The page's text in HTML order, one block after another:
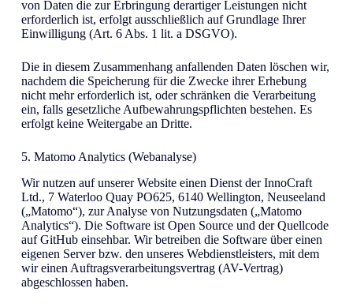
von Daten die zur Erbringung derartiger Leistungen nicht
erforderlich ist, erfolgt ausschließlich auf Grundlage Ihrer
Einwilligung (Art. 6 Abs. 1 lit. a DSGVO).
Die in diesem Zusammenhang anfallenden Daten löschen wir,
nachdem die Speicherung für die Zwecke ihrer Erhebung
nicht mehr erforderlich ist, oder schränken die Verarbeitung
ein, falls gesetzliche Aufbewahrungspflichten bestehen. Es
erfolgt keine Weitergabe an Dritte.
5. Matomo Analytics (Webanalyse)
Wir nutzen auf unserer Website einen Dienst der InnoCraft
Ltd., 7 Waterloo Quay PO625, 6140 Wellington, Neuseeland
(„Matomo“), zur Analyse von Nutzungsdaten („Matomo
Analytics“). Die Software ist Open Source und der Quellcode
auf GitHub einsehbar. Wir betreiben die Software über einen
eigenen Server bzw. den unseres Webdienstleisters, mit dem
wir einen Auftragsverarbeitungsvertrag (AV-Vertrag)
abgeschlossen haben.